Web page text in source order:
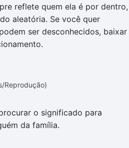
reflete quem ela é por dentro,
aleatória. Se você quer
ser desconhecidos, baixar
Reprodução)
o significado para
da família.